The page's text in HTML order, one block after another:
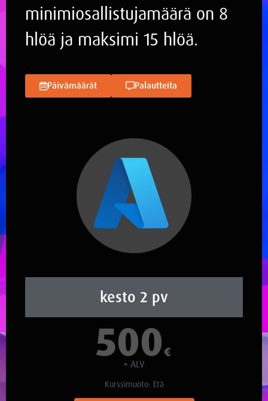
minimiosallistujamäärä on 8
hlöä ja maksimi 15 hlöä.
Päivämäärät Palautteita
kesto 2 pv
500€
+ ALV
Kurssimuoto: Etä